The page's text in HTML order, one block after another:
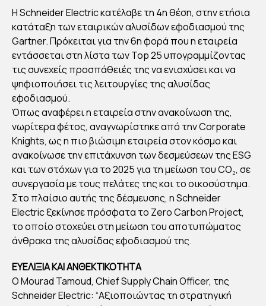
SC
HN
EID
ER
C:
ΣΤ
ΗΝ
4Η
ΘΕ
ΣΗ
ΤΟ
Υ
Η Schneider Electric κατέλαβε τη 4η θέση, στην ετήσια
κατάταξη των εταιρικών αλυσίδων εφοδιασμού της
Gartner. Πρόκειται για την 6η φορά που η εταιρεία
εντάσσεται στη λίστα των Top 25 υπογραμμίζοντας
τις συνεχείς προσπάθειές της να ενισχύσει και να
ψηφιοποιήσει τις λειτουργίες της αλυσίδας
εφοδιασμού.
Όπως αναφέρει η εταιρεία στην ανακοίνωση της,
νωρίτερα φέτος, αναγνωρίστηκε από την Corporate
Knights, ως η πιο βιώσιμη εταιρεία στον κόσμο και
ανακοίνωσε την επιτάχυνση των δεσμεύσεων της ESG
και των στόχων για το 2025 για τη μείωση του CO₂, σε
συνεργασία με τους πελάτες της και το οικοσύστημα.
Στο πλαίσιο αυτής της δέσμευσης, η Schneider
Electric ξεκίνησε πρόσφατα το Zero Carbon Project,
το οποίο στοχεύει στη μείωση του αποτυπώματος
άνθρακα της αλυσίδας εφοδιασμού της.
ΕΥΕΛΙΞΙΑ ΚΑΙ ΑΝΘΕΚΤΙΚΟΤΗΤΑ
Ο Mourad Tamoud, Chief Supply Chain Officer, της
Schneider Electric: “Αξιοποιώντας τη στρατηγική